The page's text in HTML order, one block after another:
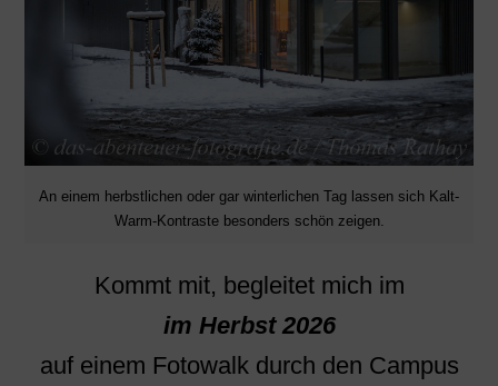
An einem herbstlichen oder gar winterlichen Tag lassen sich Kalt-
Warm-Kontraste besonders schön zeigen.
Kommt mit, begleitet mich im
im Herbst 2026
auf einem Fotowalk durch den Campus